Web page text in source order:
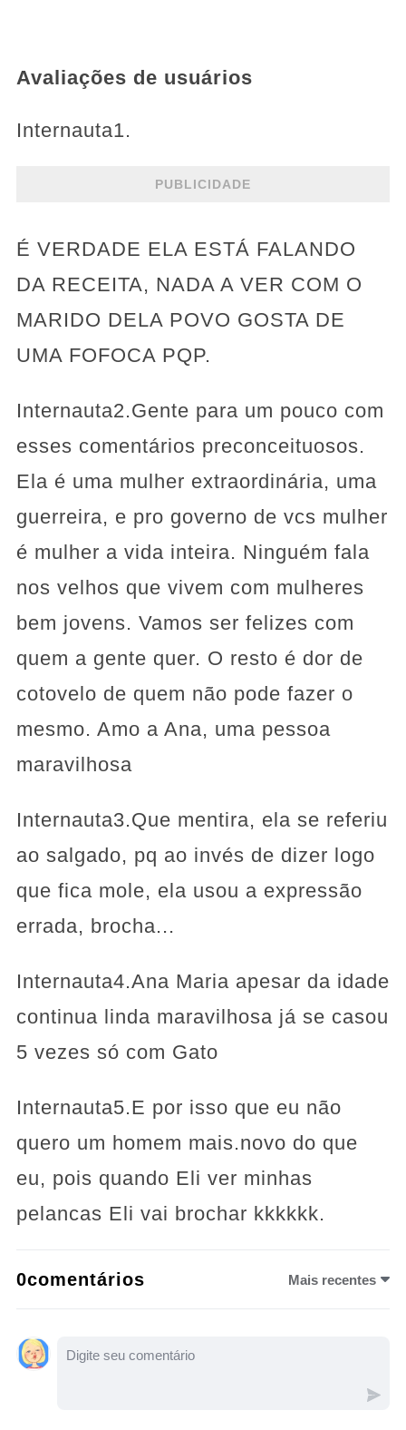
Avaliações de usuários
Internauta1.
PUBLICIDADE
É VERDADE ELA ESTÁ FALANDO
DA RECEITA, NADA A VER COM O
MARIDO DELA POVO GOSTA DE
UMA FOFOCA PQP.
Internauta2.Gente para um pouco com
esses comentários preconceituosos.
Ela é uma mulher extraordinária, uma
guerreira, e pro governo de vcs mulher
é mulher a vida inteira. Ninguém fala
nos velhos que vivem com mulheres
bem jovens. Vamos ser felizes com
quem a gente quer. O resto é dor de
cotovelo de quem não pode fazer o
mesmo. Amo a Ana, uma pessoa
maravilhosa
Internauta3.Que mentira, ela se referiu
ao salgado, pq ao invés de dizer logo
que fica mole, ela usou a expressão
errada, brocha...
Internauta4.Ana Maria apesar da idade
continua linda maravilhosa já se casou
5 vezes só com Gato
Internauta5.E por isso que eu não
quero um homem mais.novo do que
eu, pois quando Eli ver minhas
pelancas Eli vai brochar kkkkkk.
0comentários Mais recentes